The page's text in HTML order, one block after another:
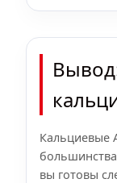
Кальциевые
вы готовы